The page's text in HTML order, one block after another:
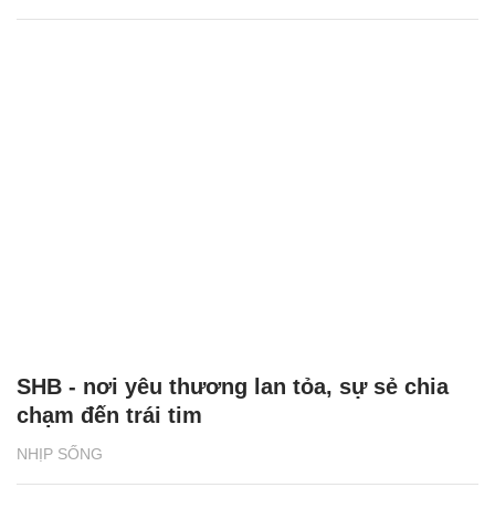
NHỊP SỐNG
SHB - nơi yêu thương lan tỏa, sự sẻ chia
chạm đến trái tim